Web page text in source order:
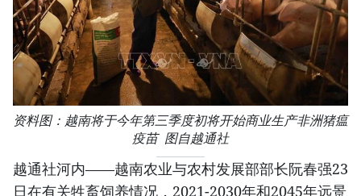
资料图：越南将于今年第三季度初将开始商业生产非洲猪瘟
疫苗 图自越通社
越通社河内——越南农业与农村发展部部长阮春强23
日在有关牲畜饲养情况，2021-2030年和2045年远景